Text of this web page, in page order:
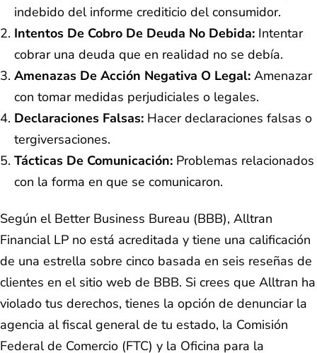
indebido del informe crediticio del consumidor.
Intentos De Cobro De Deuda No Debida: Intentar
cobrar una deuda que en realidad no se debía.
Amenazas De Acción Negativa O Legal: Amenazar
con tomar medidas perjudiciales o legales.
Declaraciones Falsas: Hacer declaraciones falsas o
tergiversaciones.
Tácticas De Comunicación: Problemas relacionados
con la forma en que se comunicaron.
Según el Better Business Bureau (BBB), Alltran
Financial LP no está acreditada y tiene una calificación
de una estrella sobre cinco basada en seis reseñas de
clientes en el sitio web de BBB. Si crees que Alltran ha
violado tus derechos, tienes la opción de denunciar la
agencia al fiscal general de tu estado, la Comisión
Federal de Comercio (FTC) y la Oficina para la